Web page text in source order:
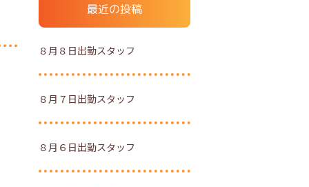
最近の投稿
８月８日出勤スタッフ
８月７日出勤スタッフ
８月６日出勤スタッフ